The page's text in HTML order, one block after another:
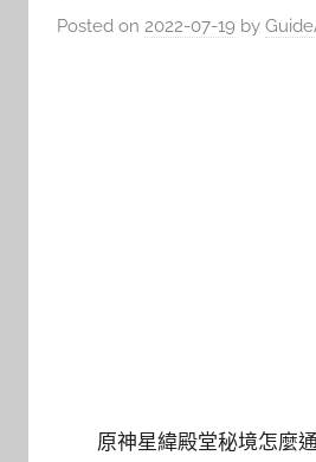
Posted on 2022-07-19 by
原神星緯殿堂秘境怎麼